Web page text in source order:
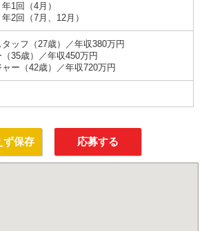
年1回（4月）
年2回（7月、12月）
ッフ（27歳）／年収380万円
（35歳）／年収450万円
ー（42歳）／年収720万円
ず保存 応募する